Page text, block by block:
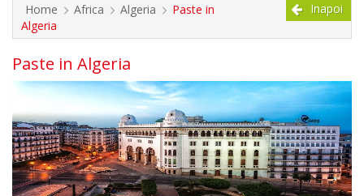
Home Africa Algeria
Paste in
Algeria
Inapoi
Paste in Algeria